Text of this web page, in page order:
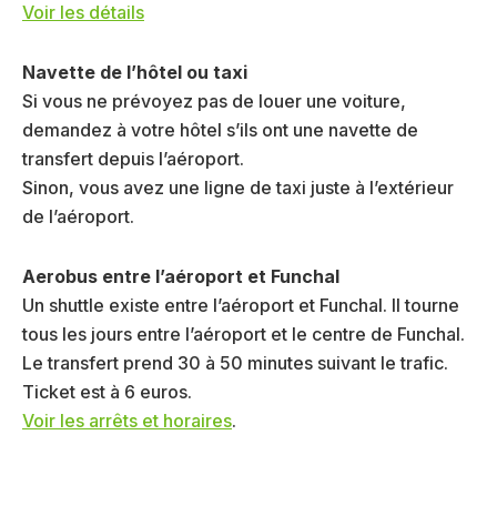
Voir les détails
Navette de l’hôtel ou taxi
Si vous ne prévoyez pas de louer une voiture,
demandez à votre hôtel s’ils ont une navette de
transfert depuis l’aéroport.
Sinon, vous avez une ligne de taxi juste à l’extérieur
de l’aéroport.
Aerobus entre l’aéroport et Funchal
Un shuttle existe entre l’aéroport et Funchal. Il tourne
tous les jours entre l’aéroport et le centre de Funchal.
Le transfert prend 30 à 50 minutes suivant le trafic.
Ticket est à 6 euros.
Voir les arrêts et horaires.